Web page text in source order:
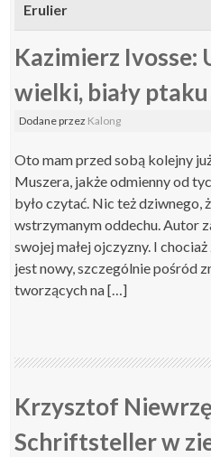
content
Erulier
Kazimierz Ivosse:
wielki, biały
Dodaneprzez Kalong
Oto mam przed sobą kolejny
Muszera, jakże odmienny od
było czytać. Nic też dziwnego,
wstrzymanym oddechu. Autor
swojej małej ojczyzny. I
jest nowy, szczególnie pośród
tworzących na […]
Krzysztof
Schriftsteller w